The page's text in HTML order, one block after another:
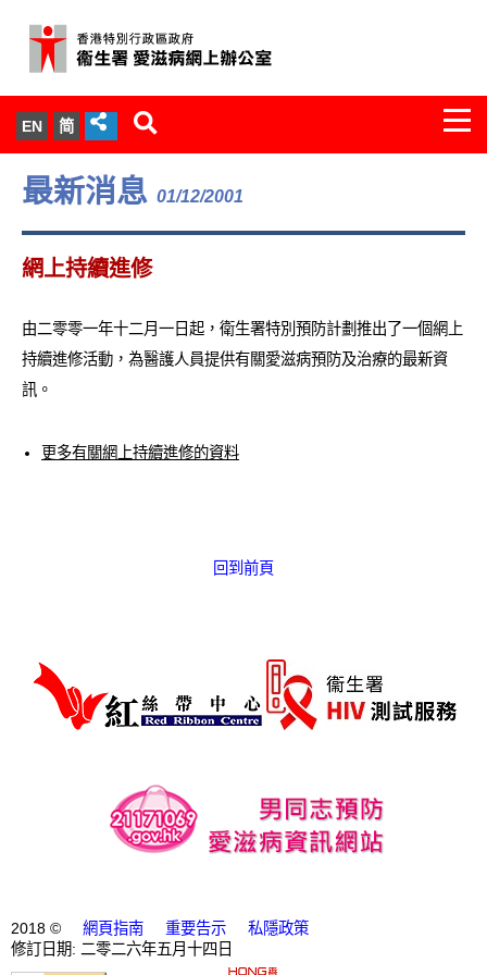
EN 简
關於我們
服務範圍
新聞發佈
愛滋病病毒感染與醫護人員專家組
最新消息 01/12/2001
網上持續進修
由二零零一年十二月一日起，衛生署特別預防計劃推出了一個網上
持續進修活動，為醫護人員提供有關愛滋病預防及治療的最新資
訊。
更多有關網上持續進修的資料
回到前頁
2018 © 網頁指南 重要告示
私隱政策
修訂日期: 二零二六年五月十四日